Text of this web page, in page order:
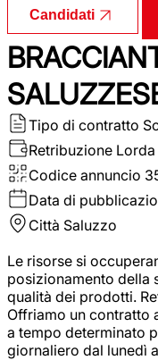
Candidati
Tipo di contratto
Retribuzione Lorda
Codice annuncio
Data di
Città Saluzzo
Le risorse si
posizionamento della
qualità dei prodotti.
Offriamo un contratto
a tempo determinato
giornaliero dal lunedì